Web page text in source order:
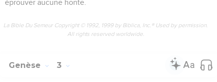
éprouver aucune honte.
La Bible Du Semeur Copyright © 1992, 1999 by Biblica, Inc.® Used by permission.
All rights reserved worldwide.
Genèse 3